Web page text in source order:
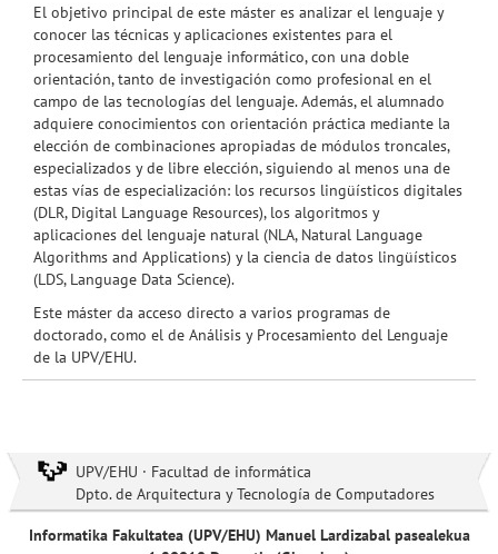
El objetivo principal de este máster es analizar el lenguaje y
conocer las técnicas y aplicaciones existentes para el
procesamiento del lenguaje informático, con una doble
orientación, tanto de investigación como profesional en el
campo de las tecnologías del lenguaje. Además, el alumnado
adquiere conocimientos con orientación práctica mediante la
elección de combinaciones apropiadas de módulos troncales,
especializados y de libre elección, siguiendo al menos una de
estas vías de especialización: los recursos lingüísticos digitales
(DLR, Digital Language Resources), los algoritmos y
aplicaciones del lenguaje natural (NLA, Natural Language
Algorithms and Applications) y la ciencia de datos lingüísticos
(LDS, Language Data Science).
Este máster da acceso directo a varios programas de
doctorado, como el de Análisis y Procesamiento del Lenguaje
de la UPV/EHU.
UPV/EHU · Facultad de informática
Dpto. de Arquitectura y Tecnología de Computadores
Informatika Fakultatea (UPV/EHU) Manuel Lardizabal pasealekua